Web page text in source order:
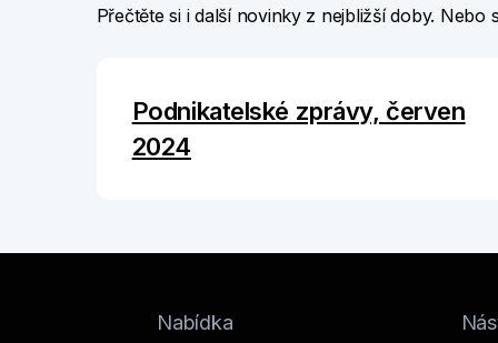
Přečtěte si i další novinky z nejbližší doby. Nebo
Podnikatelské zprávy, červen
2024
Nabídka